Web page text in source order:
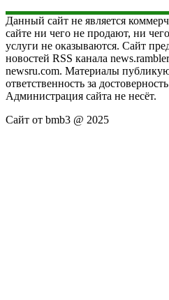
Данный сайт не является
сайте ни чего не продают, ни
услуги не оказываются. Сайт
новостей RSS канала
newsru.com. Материалы
ответственность за
Администрация сайта не несёт.
Сайт от bmb3 @ 2025